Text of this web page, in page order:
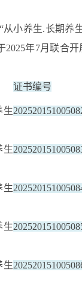
从小养生.长期养
年7月联合
证书编号
生
生
生
生
生